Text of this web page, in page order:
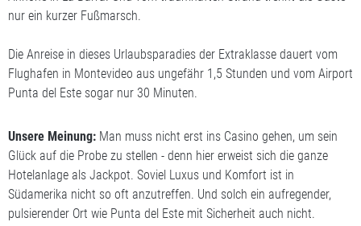
nur ein kurzer Fußmarsch.
Die Anreise in dieses Urlaubsparadies der Extraklasse dauert vom
Flughafen in Montevideo aus ungefähr 1,5 Stunden und vom Airport
Punta del Este sogar nur 30 Minuten.
Unsere Meinung: Man muss nicht erst ins Casino gehen, um sein
Glück auf die Probe zu stellen - denn hier erweist sich die ganze
Hotelanlage als Jackpot. Soviel Luxus und Komfort ist in
Südamerika nicht so oft anzutreffen. Und solch ein aufregender,
pulsierender Ort wie Punta del Este mit Sicherheit auch nicht.